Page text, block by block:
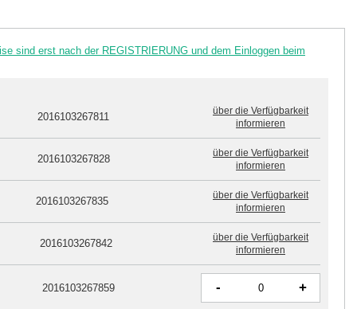
sind erst nach der REGISTRIERUNG und dem Einloggen beim
2016103267811
über die Verfügbarkeit
informieren
2016103267828
über die Verfügbarkeit
informieren
2016103267835
über die Verfügbarkeit
informieren
2016103267842
über die Verfügbarkeit
informieren
2016103267859 - +